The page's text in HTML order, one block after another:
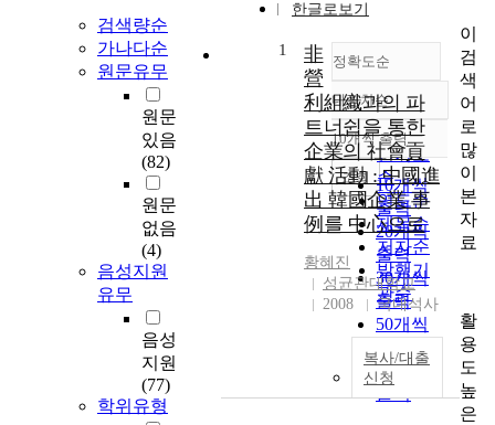
검색량순
가나다순
원문유무
원문
있음
(82)
원문
없음
(4)
음성지원
유무
음성
지원
(77)
학위유형
한글로보기
정확도순
정확도
순
인기도
순
연도순
제목순
저자순
발행기
관순
내림차순
내림차순
10개씩 출력
10개씩
출력
20개씩
출력
30개씩
출력
50개씩
출력
100개씩
출력
조회
1
非
營
利組織과의 파
트너쉽을 통한
企業의 社會貢
獻 活動 : 中國進
出 韓國企業 事
例를 中心으로
황혜진
성균관대학교
2008
국내석사
복사/대출
신청
이
검
색
어
로
많
이
본
자
료
활
용
도
높
은